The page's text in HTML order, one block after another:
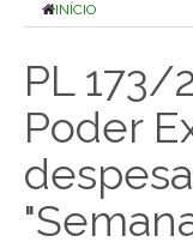
INÍCIO
PL 173/
Poder